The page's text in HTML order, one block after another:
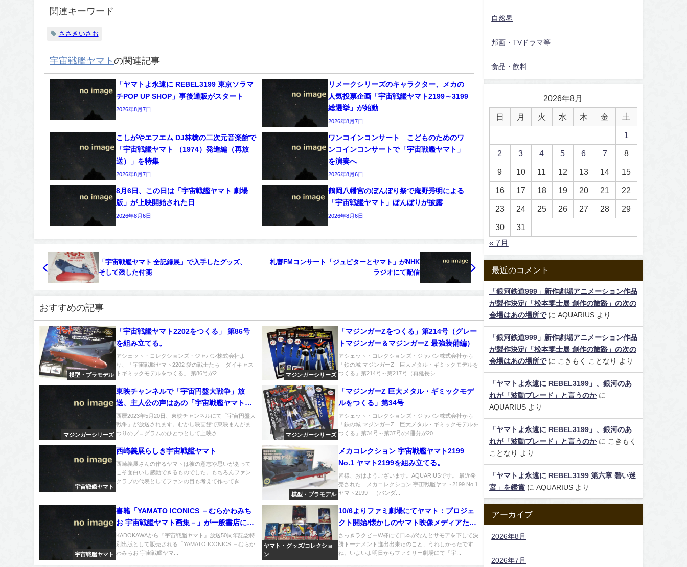
関連キーワード
ささきいさお
宇宙戦艦ヤマトの関連記事
「ヤマトよ永遠に REBEL3199 東京ソラマ
チPOP UP SHOP」事後通販がスタート
2026年8月7日
リメークシリーズのキャラクター、メカの
人気投票企画「宇宙戦艦ヤマト2199～3199
総選挙」が始動
2026年8月7日
こしがやエフエム DJ林檎の二次元音楽館で
「宇宙戦艦ヤマト （1974）発進編（再放
送）」を特集
2026年8月7日
ワンコインコンサート こどものためのワ
ンコインコンサートで「宇宙戦艦ヤマト」
を演奏へ
2026年8月6日
8月6日、この日は「宇宙戦艦ヤマト 劇場
版」が上映開始された日
2026年8月6日
鶴岡八幡宮のぼんぼり祭で庵野秀明による
「宇宙戦艦ヤマト」ぼんぼりが披露
2026年8月6日
「宇宙戦艦ヤマト 全記録展」で入手したグッズ、
そして残した付箋
札響FMコンサート「ジュピターとヤマト」がNHK
ラジオにて配信
おすすめの記事
模型・プラモデル
「宇宙戦艦ヤマト2202をつくる」 第86号
を組み立てる。
アシェット・コレクションズ・ジャパン株式会社よ
り、「宇宙戦艦ヤマト2202 愛の戦士たち ダイキャス
トギミックモデルをつくる」 第86号が2...
マジンガーシリーズ
「マジンガーZをつくる」第214号（グレー
トマジンガー＆マジンガーZ 最強装備編）
アシェット・コレクションズ・ジャパン株式会社から
「鉄の城 マジンガーZ 巨大メタル・ギミックモデルを
つくる」第214号～第217号（再延長シ...
マジンガーシリーズ
東映チャンネルで「宇宙円盤大戦争」放
送、主人公の声はあの「宇宙戦艦ヤマト」
のささきいさおさん
西暦2023年5月20日、東映チャンネルにて「宇宙円盤大
戦争」が放送されます。むかし映画館で東映まんがま
つりのプログラムのひとつとして上映さ...
マジンガーシリーズ
「マジンガーZ 巨大メタル・ギミックモデ
ルをつくる」第34号
アシェット・コレクションズ・ジャパン株式会社から
「鉄の城 マジンガーZ 巨大メタル・ギミックモデルを
つくる」第34号～第37号の4冊分が20...
宇宙戦艦ヤマト
西崎義展らしき宇宙戦艦ヤマト
西崎義展さんの作るヤマトは彼の意志や思いがあって
こそ面白いし感動できるものでした。もちろんファン
クラブの代表としてファンの目も考えて作ってき...
模型・プラモデル
メカコレクション 宇宙戦艦ヤマト2199
No.1 ヤマト2199を組み立てる。
皆様、おはようございます。AQUARIUSです。 最近発
売された「メカコレクション 宇宙戦艦ヤマト2199 No.1
ヤマト2199」（バンダ...
宇宙戦艦ヤマト
書籍「YAMATO ICONICS －むらかわみち
お 宇宙戦艦ヤマト画集－」が一般書店にて
予約開始
KADOKAWAから『宇宙戦艦ヤマト』放送50周年記念特
別出版として販売される「YAMATO ICONICS －むらか
わみちお 宇宙戦艦ヤマ...
ヤマト・グッズ/コレクショ
ン
10/6よりファミ劇場にてヤマト：プロジェ
クト開始/懐かしのヤマト映像メディアた
ち。
さっきラクビーW杯にて日本がなんとサモアを下して決
勝トーナメント進出出来たのこと、うれしかったです
ね。いよいよ明日からファミリー劇場にて「宇...
自然界
邦画・TVドラマ等
食品・飲料
2026年8月
日 月 火 水 木 金 土
1
2 3 4 5 6 7 8
9 10 11 12 13 14 15
16 17 18 19 20 21 22
23 24 25 26 27 28 29
30
31
« 7月
最近のコメント
「銀河鉄道999」新作劇場アニメーション作品
が製作決定/「松本零士展 創作の旅路」の次の
会場はあの場所でに AQUARIUSより
「銀河鉄道999」新作劇場アニメーション作品
が製作決定/「松本零士展 創作の旅路」の次の
会場はあの場所でに こきもく ことなり より
「ヤマトよ永遠に REBEL3199」、銀河のあ
れが「波動ブレード」と言うのかに
AQUARIUSより
「ヤマトよ永遠に REBEL3199」、銀河のあ
れが「波動ブレード」と言うのかに
こきもく
ことなり
より
「ヤマトよ永遠に REBEL3199 第六章 碧い迷
宮」を鑑賞に AQUARIUSより
アーカイブ
2026年8月
2026年7月